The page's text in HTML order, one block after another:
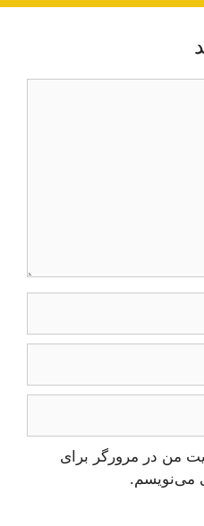
من در مرورگر برای
می‌نویسم.